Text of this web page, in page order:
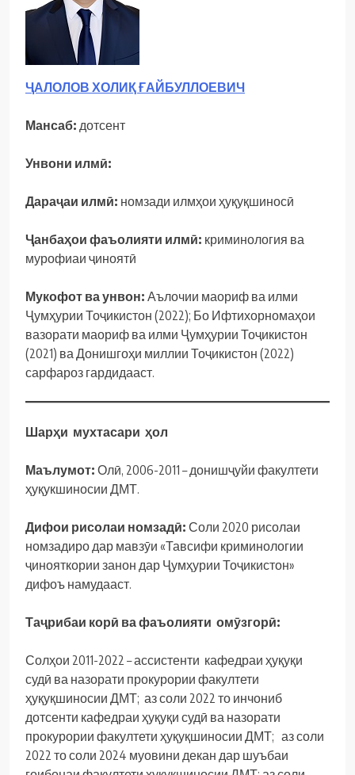
ҶАЛОЛОВ ХОЛИҚ ҒАЙБУЛЛОЕВИЧ
Мансаб: дотсент
Унвони илмӣ:
Дараҷаи илмӣ: номзади илмҳои ҳуқуқшиносӣ
Ҷанбаҳои фаъолияти илмӣ: криминология ва
мурофиаи ҷиноятӣ
Мукофот ва унвон: Аълочии маориф ва илми
Ҷумҳурии Тоҷикистон (2022); Бо Ифтихорномаҳои
вазорати маориф ва илми Ҷумҳурии Тоҷикистон
(2021) ва Донишгоҳи миллии Тоҷикистон (2022)
сарфароз гардидааст.
Шарҳи мухтасари ҳол
Маълумот: Олӣ, 2006-2011 – донишҷуйи факултети
ҳуқукшиносии ДМТ.
Дифои рисолаи номзадӣ: Соли 2020 рисолаи
номзадиро дар мавзӯи «Тавсифи криминологии
ҷинояткории занон дар Ҷумҳурии Тоҷикистон»
дифоъ намудааст.
Таҷрибаи корӣ ва фаъолияти омӯзгорӣ:
Солҳои 2011-2022 – ассистенти кафедраи ҳуқуқи
судӣ ва назорати прокурории факултети
ҳуқуқшиносии ДМТ; аз соли 2022 то инчониб
дотсенти кафедраи ҳуқуқи судӣ ва назорати
прокурории факултети ҳуқуқшиносии ДМТ; аз соли
2022 то соли 2024 муовини декан дар шуъбаи